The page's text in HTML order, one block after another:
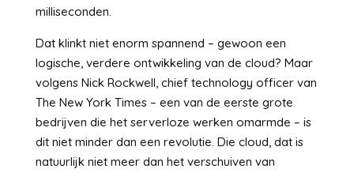
milliseconden.
Dat klinkt niet enorm spannend – gewoon een
logische, verdere ontwikkeling van de cloud? Maar
volgens Nick Rockwell, chief technology officer van
The New York Times – een van de eerste grote
bedrijven die het serverloze werken omarmde – is
dit niet minder dan een revolutie. Die cloud, dat is
natuurlijk niet meer dan het verschuiven van